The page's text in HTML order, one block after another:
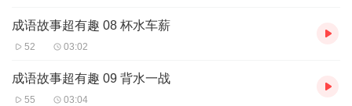
成语故事超有趣 08 杯水车薪
52 03:02
成语故事超有趣 09 背水一战
55 03:04